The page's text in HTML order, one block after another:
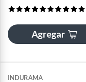
Agregar
INDURAMA